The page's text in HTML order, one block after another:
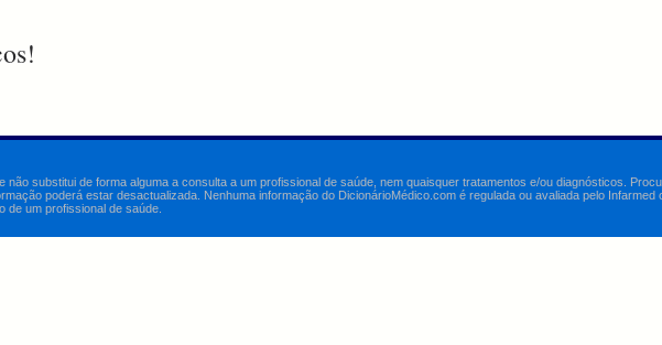
não substitui de forma alguma a consulta a um profissional de saúde, nem quaisquer tratamentos e/ou diagnósticos.
poderá estar desactualizada. Nenhuma informação do DicionárioMédico.com é regulada ou avaliada pelo
de um profissional de saúde.